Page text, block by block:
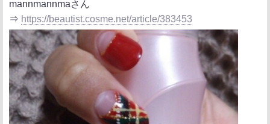
mannmannmaさん
⇒ https://beautist.cosme.net/article/383453